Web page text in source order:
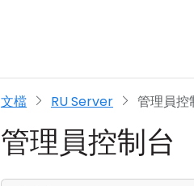
文檔 RU Server 管理員控
管理員控制台